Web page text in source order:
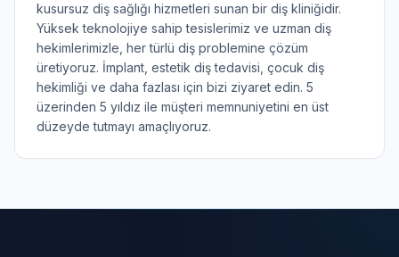
kusursuz diş sağlığı hizmetleri sunan bir diş kliniğidir.
Yüksek teknolojiye sahip tesislerimiz ve uzman diş
hekimlerimizle, her türlü diş problemine çözüm
üretiyoruz. İmplant, estetik diş tedavisi, çocuk diş
hekimliği ve daha fazlası için bizi ziyaret edin. 5
üzerinden 5 yıldız ile müşteri memnuniyetini en üst
düzeyde tutmayı amaçlıyoruz.